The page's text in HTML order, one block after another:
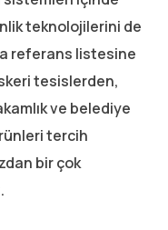
teknolojilerini de
referans listesine
tesislerden,
ve belediye
tercih
bir çok